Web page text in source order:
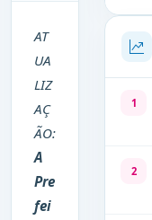
AT
UA
LIZ
AÇ
ÃO:
A
Pre
fei
1
2